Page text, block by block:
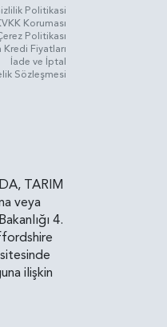
Politikasi
Koruması
Politikası
Kredi Fiyatları
İade ve İptal
Sözleşmesi
TARIM
veya
4.
ilişkin